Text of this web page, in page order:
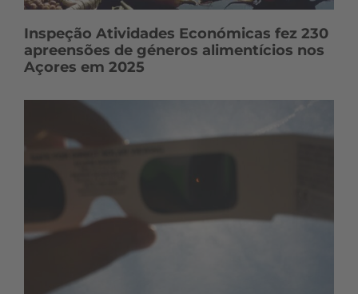
Inspeção Atividades Económicas fez 230
apreensões de géneros alimentícios nos
Açores em 2025